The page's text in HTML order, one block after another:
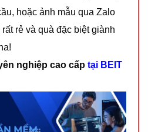
hoặc ảnh mẫu qua Zalo
rẻ và quà đặc biệt giành
nghiệp cao cấp tại BEIT